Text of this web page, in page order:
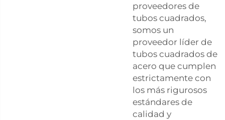
proveedores de
tubos cuadrados,
somos un
proveedor líder de
tubos cuadrados de
acero que cumplen
estrictamente con
los más rigurosos
estándares de
calidad y